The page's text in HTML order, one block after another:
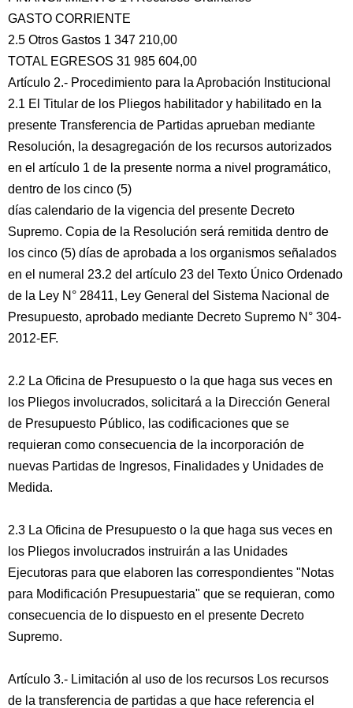
GASTO CORRIENTE
2.5 Otros Gastos 1 347 210,00
TOTAL EGRESOS 31 985 604,00
Artículo 2.- Procedimiento para la Aprobación Institucional
2.1 El Titular de los Pliegos habilitador y habilitado en la
presente Transferencia de Partidas aprueban mediante
Resolución, la desagregación de los recursos autorizados
en el artículo 1 de la presente norma a nivel programático,
dentro de los cinco (5)
días calendario de la vigencia del presente Decreto
Supremo. Copia de la Resolución será remitida dentro de
los cinco (5) días de aprobada a los organismos señalados
en el numeral 23.2 del artículo 23 del Texto Único Ordenado
de la Ley N° 28411, Ley General del Sistema Nacional de
Presupuesto, aprobado mediante Decreto Supremo N° 304-
2012-EF.
2.2 La Oficina de Presupuesto o la que haga sus veces en
los Pliegos involucrados, solicitará a la Dirección General
de Presupuesto Público, las codificaciones que se
requieran como consecuencia de la incorporación de
nuevas Partidas de Ingresos, Finalidades y Unidades de
Medida.
2.3 La Oficina de Presupuesto o la que haga sus veces en
los Pliegos involucrados instruirán a las Unidades
Ejecutoras para que elaboren las correspondientes "Notas
para Modificación Presupuestaria" que se requieran, como
consecuencia de lo dispuesto en el presente Decreto
Supremo.
Artículo 3.- Limitación al uso de los recursos Los recursos
de la transferencia de partidas a que hace referencia el